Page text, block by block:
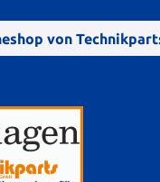
von